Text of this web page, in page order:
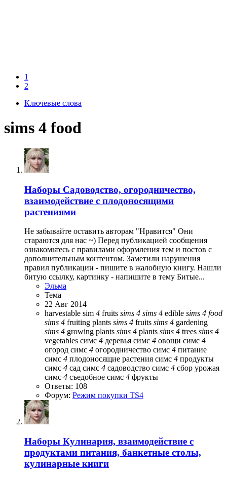
1
2
Ключевые слова
sims 4 food
Наборы Садоводство, огородничество,
взаимодействие с плодоносящими
растениями
Не забывайте оставить авторам "Нравится" Они
стараются для нас ~) Перед публикацией сообщения
ознакомьтесь с правилами оформления тем и постов с
дополнительным контентом. Заметили нарушения
правил публикации - пишите в жалобную книгу. Нашли
битую ссылку, картинку - напишите в тему Битые...
Эльма
Тема
22 Авг 2014
harvestable sim 4 fruits sims 4 sims 4 edible sims 4 food
sims 4 fruiting plants sims 4 fruits sims 4 gardening
sims 4 growing plants sims 4 plants sims 4 trees sims 4
vegetables симс 4 деревья симс 4 овощи симс 4
огород симс 4 огородничество симс 4 питание
симс 4 плодоносящие растения симс 4 продукты
симс 4 сад симс 4 садоводство симс 4 сбор урожая
симс 4 съедобное симс 4 фрукты
Ответы: 108
Форум: Режим покупки TS4
Наборы Кулинария, взаимодействие с
продуктами питания, банкетные столы,
кулинарные книги